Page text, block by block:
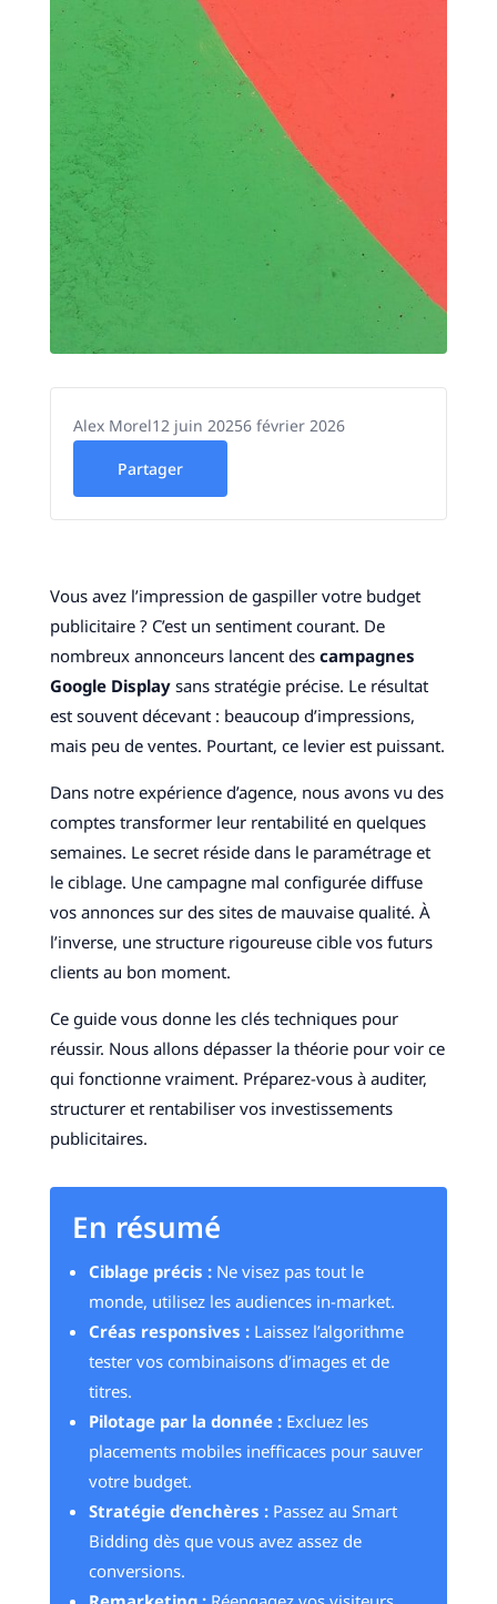
Alex Morel12 juin 20256 février 2026
Partager
Vous avez l’impression de gaspiller votre budget
publicitaire ? C’est un sentiment courant. De
nombreux annonceurs lancent des campagnes
Google Displaysans stratégie précise. Le résultat
est souvent décevant : beaucoup d’impressions,
mais peu de ventes. Pourtant, ce levier est puissant.
Dans notre expérience d’agence, nous avons vu des
comptes transformer leur rentabilité en quelques
semaines. Le secret réside dans le paramétrage et
le ciblage. Une campagne mal configurée diffuse
vos annonces sur des sites de mauvaise qualité. À
l’inverse, une structure rigoureuse cible vos futurs
clients au bon moment.
Ce guide vous donne les clés techniques pour
réussir. Nous allons dépasser la théorie pour voir ce
qui fonctionne vraiment. Préparez-vous à auditer,
structurer et rentabiliser vos investissements
publicitaires.
En résumé
Ciblage précis :Ne visez pas tout le
monde, utilisez les audiences in-market.
Créas responsives :Laissez l’algorithme
tester vos combinaisons d’images et de
titres.
Pilotage par la donnée :Excluez les
placements mobiles inefficaces pour sauver
votre budget.
Stratégie d’enchères :Passez au Smart
Bidding dès que vous avez assez de
conversions.